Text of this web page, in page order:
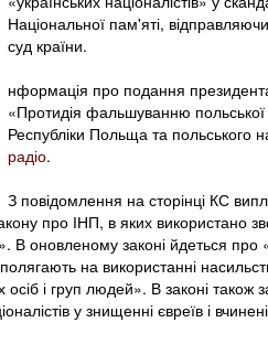
Національної пам'яті,
суд країни.
нформація про подання
«Протидія фальшуванню польської
Республіки Польща та польського
радіо.
З повідомлення на сторінці КС
про ІНП, в яких використано
оновленому законі йдеться про
на використанні
і груп людей». В законі також
у знищенні євреїв і